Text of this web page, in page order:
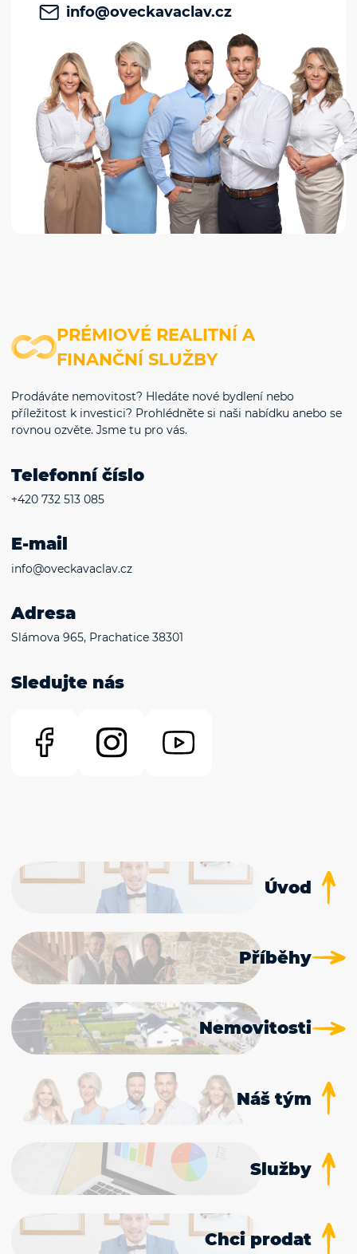
info@oveckavaclav.cz
PRÉMIOVÉ REALITNÍ A
FINANČNÍ SLUŽBY
Prodáváte nemovitost? Hledáte nové bydlení nebo
příležitost k investici? Prohlédněte si naši nabídku anebo se
rovnou ozvěte. Jsme tu pro vás.
Telefonní číslo
+420 732 513 085
E-mail
info@oveckavaclav.cz
Adresa
Slámova 965, Prachatice 38301
Sledujte nás
Úvod
Příběhy
Nemovitosti
Náš tým
Služby
Chci prodat